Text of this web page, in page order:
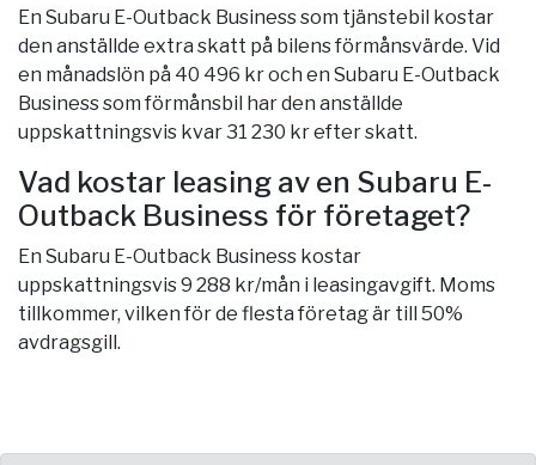
En Subaru E-Outback Business som tjänstebil kostar
den anställde extra skatt på bilens förmånsvärde. Vid
en månadslön på 40 496 kr och en Subaru E-Outback
Business som förmånsbil har den anställde
uppskattningsvis kvar 31 230 kr efter skatt.
Vad kostar leasing av en Subaru E-
Outback Business för företaget?
En Subaru E-Outback Business kostar
uppskattningsvis 9 288 kr/mån i leasingavgift. Moms
tillkommer, vilken för de flesta företag är till 50%
avdragsgill.